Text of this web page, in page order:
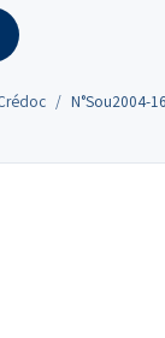
N°Sou2004-